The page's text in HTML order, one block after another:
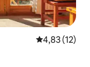
Просечна
4,83 (12)